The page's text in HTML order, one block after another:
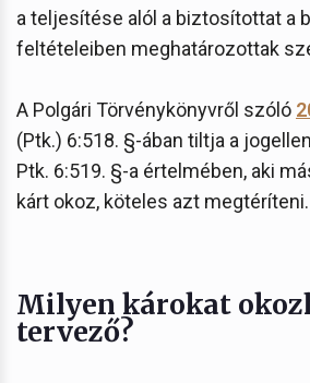
a teljesítése alól a biztosítottat a
feltételeiben meghatározottak
A Polgári Törvénykönyvről szóló
(Ptk.) 6:518. §-ában tiltja a
Ptk. 6:519. §-a értelmében, aki
kárt okoz, köteles azt megtéríteni.
Milyen károkat
tervező?